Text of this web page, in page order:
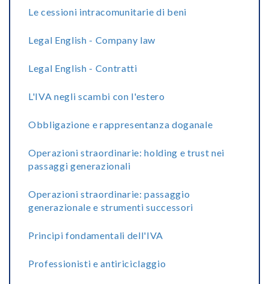
Le cessioni intracomunitarie di beni
Legal English - Company law
Legal English - Contratti
L'IVA negli scambi con l'estero
Obbligazione e rappresentanza doganale
Operazioni straordinarie: holding e trust nei
passaggi generazionali
Operazioni straordinarie: passaggio
generazionale e strumenti successori
Principi fondamentali dell'IVA
Professionisti e antiriciclaggio